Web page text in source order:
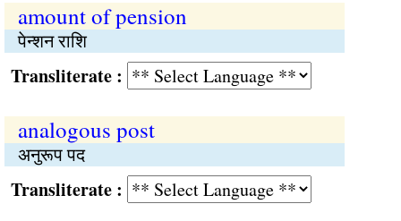
amount of pension
पेन्शन राशि
:
analogous post
अनुरूप पद
: